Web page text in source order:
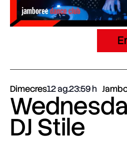
Dimecres12 ag.23:59
DJ Stile